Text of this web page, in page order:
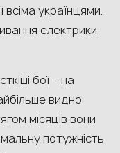
всіма українцями.
електрики,
бої – на
видно
місяців вони
потужність